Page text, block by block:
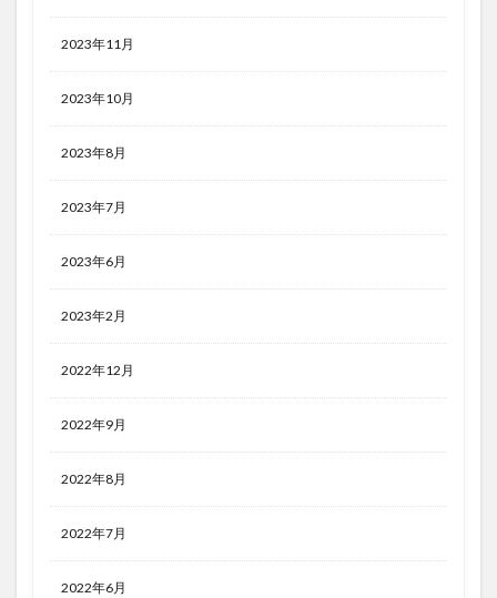
2023年11月
2023年10月
2023年8月
2023年7月
2023年6月
2023年2月
2022年12月
2022年9月
2022年8月
2022年7月
2022年6月